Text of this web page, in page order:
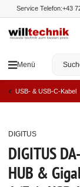
Service Telefon:+43
Menü
USB- & USB-C-Kabel
DIGITUS
HUB &
DIGITUS